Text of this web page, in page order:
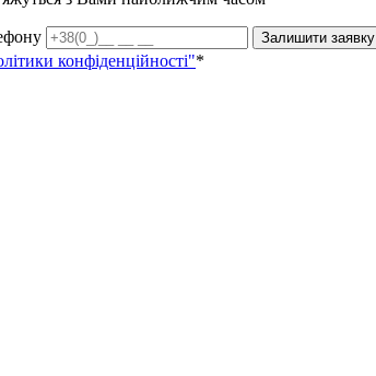
Залишити заявку
конфіденційності"*